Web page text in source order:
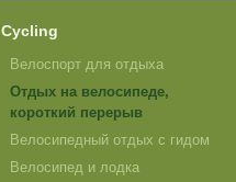
Cycling
Велоспорт для отдыха
Отдых на велосипеде,
короткий перерыв
Велосипедный отдых с гидом
Велосипед и лодка